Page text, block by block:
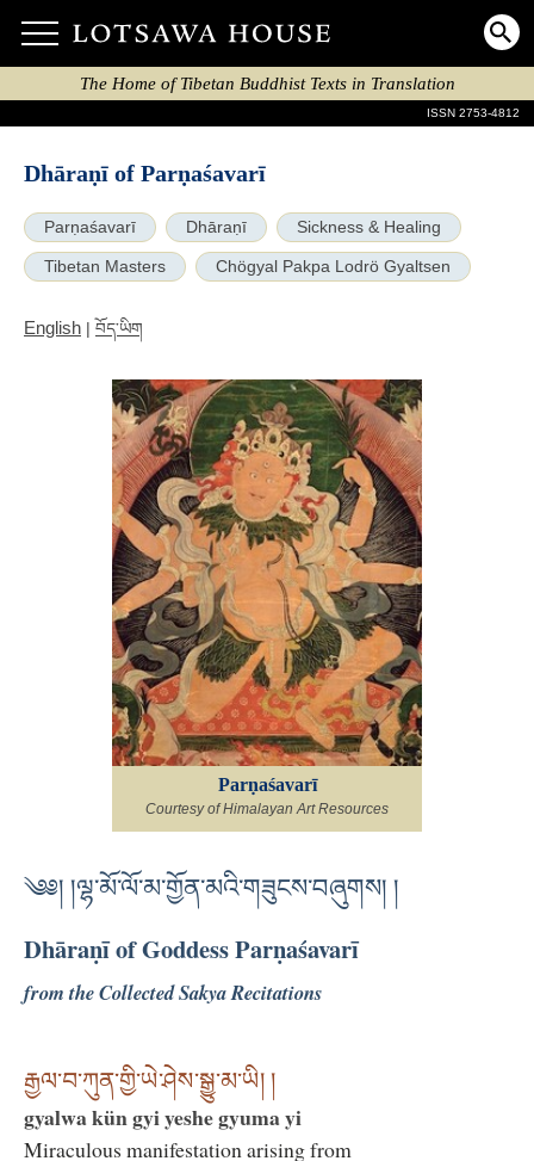
The Home of Tibetan Buddhist Texts in Translation
ISSN 2753-4812
Dhāraṇī of Parṇaśavarī
Parṇaśavarī Dhāraṇī Sickness & Healing
Tibetan Masters Chögyal Pakpa Lodrö Gyaltsen
English | བོད་ཡིག
Parṇaśavarī
Courtesy of Himalayan Art Resources
༄༅། །ལྷ་མོ་ལོ་མ་གྱོན་མའི་གཟུངས་བཞུགས། །
Dhāraṇī of Goddess Parṇaśavarī
from the Collected Sakya Recitations
རྒྱལ་བ་ཀུན་གྱི་ཡེ་ཤེས་སྒྱུ་མ་ཡི། །
gyalwa kün gyi yeshe gyuma yi
Miraculous manifestation arising from